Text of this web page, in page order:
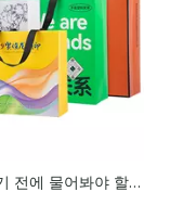
완전 자동 부직포 가방 제작 기계를 구입하기 전에 물어봐야 할 15가지 질문